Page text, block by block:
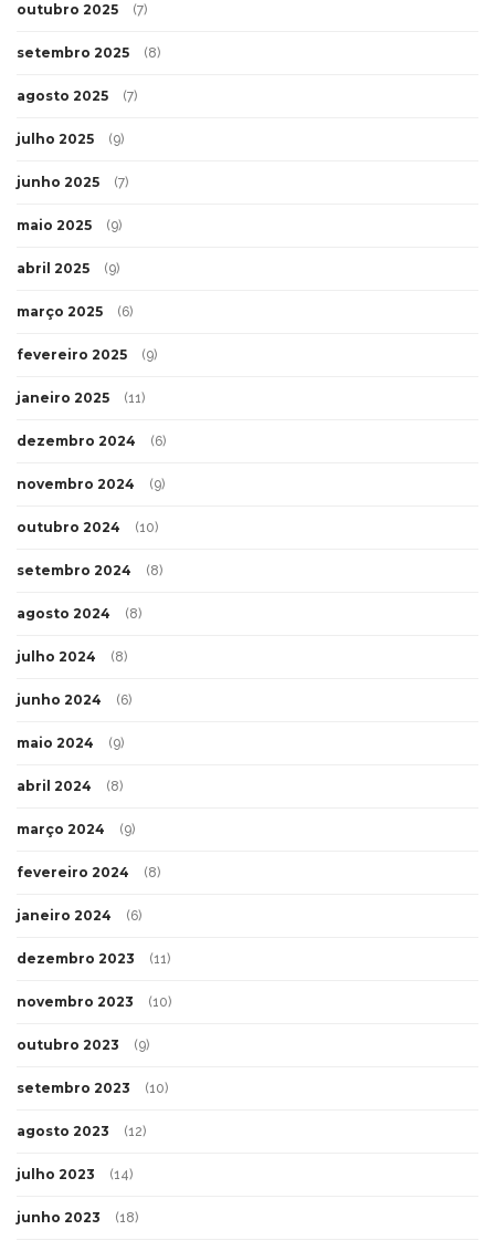
outubro 2025 (7)
setembro 2025 (8)
agosto 2025 (7)
julho 2025 (9)
junho 2025 (7)
maio 2025 (9)
abril 2025 (9)
março 2025 (6)
fevereiro 2025 (9)
janeiro 2025 (11)
dezembro 2024 (6)
novembro 2024 (9)
outubro 2024 (10)
setembro 2024 (8)
agosto 2024 (8)
julho 2024 (8)
junho 2024 (6)
maio 2024 (9)
abril 2024 (8)
março 2024 (9)
fevereiro 2024 (8)
janeiro 2024 (6)
dezembro 2023 (11)
novembro 2023 (10)
outubro 2023 (9)
setembro 2023 (10)
agosto 2023 (12)
julho 2023 (14)
junho 2023 (18)